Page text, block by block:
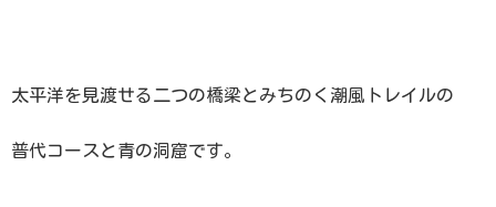
太平洋を見渡せる二つの橋梁とみちのく潮風トレイルの
普代コースと青の洞窟です。